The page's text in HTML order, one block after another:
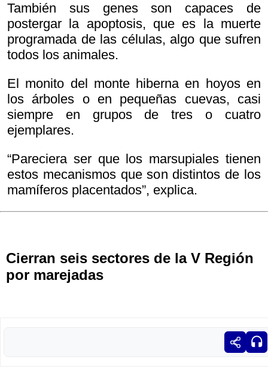
También sus genes son capaces de
postergar la apoptosis, que es la muerte
programada de las células, algo que sufren
todos los animales.
El monito del monte hiberna en hoyos en
los árboles o en pequeñas cuevas, casi
siempre en grupos de tres o cuatro
ejemplares.
“Pareciera ser que los marsupiales tienen
estos mecanismos que son distintos de los
mamíferos placentados”, explica.
Cierran seis sectores de la V Región
por marejadas